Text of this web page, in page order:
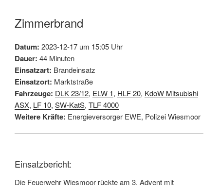
Zimmerbrand
Datum: 2023-12-17 um 15:05 Uhr
Dauer: 44 Minuten
Einsatzart: Brandeinsatz
Einsatzort: Marktstraße
Fahrzeuge: DLK 23/12, ELW 1, HLF 20, KdoW Mitsubishi
ASX, LF 10, SW-KatS, TLF 4000
Weitere Kräfte: Energieversorger EWE, Polizei Wiesmoor
Einsatzbericht:
Die Feuerwehr Wiesmoor rückte am 3. Advent mit